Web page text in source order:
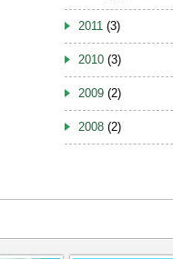
2011 (3)
2010 (3)
2009 (2)
2008 (2)